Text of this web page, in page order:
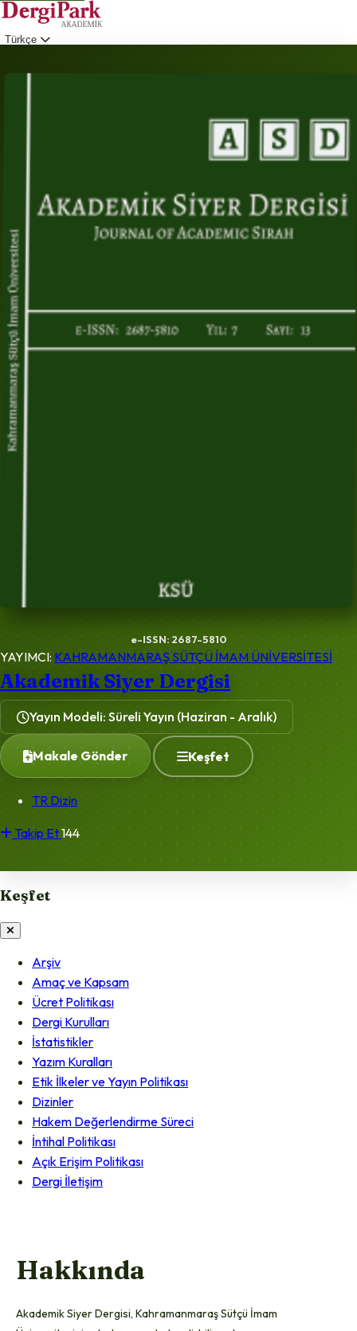
Türkçe
e-ISSN: 2687-5810
YAYIMCI: KAHRAMANMARAŞ SÜTÇÜ İMAM ÜNİVERSİTESİ
Akademik Siyer Dergisi
Yayın Modeli: Süreli Yayın (Haziran - Aralık)
Makale Gönder Keşfet
TR Dizin
Takip Et144
Keşfet
Arşiv
Amaç ve Kapsam
Ücret Politikası
Dergi Kurulları
İstatistikler
Yazım Kuralları
Etik İlkeler ve Yayın Politikası
Dizinler
Hakem Değerlendirme Süreci
İntihal Politikası
Açık Erişim Politikası
Dergi İletişim
Hakkında
Akademik Siyer Dergisi, Kahramanmaraş Sütçü İmam